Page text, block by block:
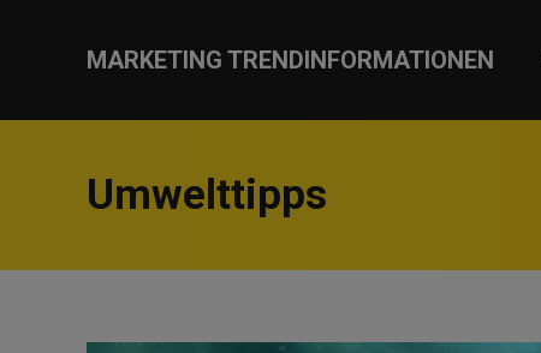
MARKETING TRENDINFORMATIONEN
Umwelttipps